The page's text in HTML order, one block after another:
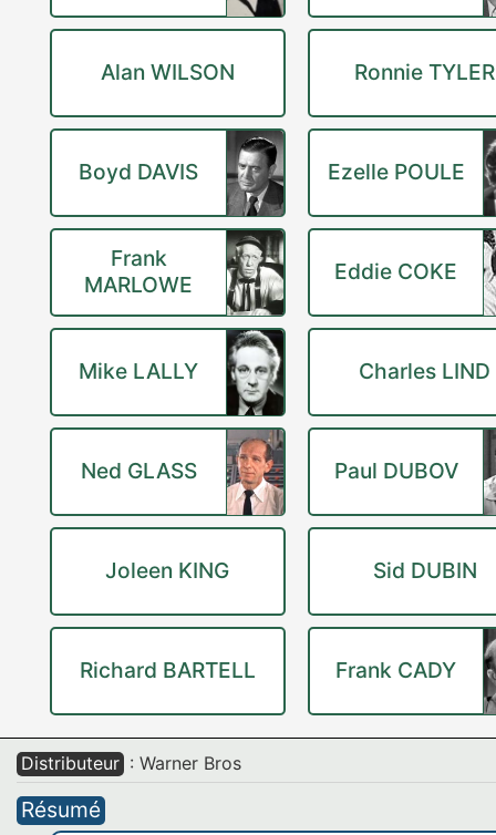
Alan WILSON Ronnie TYLER
Boyd DAVIS Ezelle POULE
Frank
MARLOWE
Eddie COKE
Mike LALLY Charles LIND
Ned GLASS Paul DUBOV
Joleen KING Sid DUBIN
Richard BARTELL Frank CADY
Distributeur : Warner Bros
Résumé